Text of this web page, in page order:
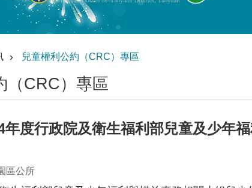
兒童權利公約（CRC）專區
（CRC）專區
年度行政院及衛生福利部兒童及少年
區公所